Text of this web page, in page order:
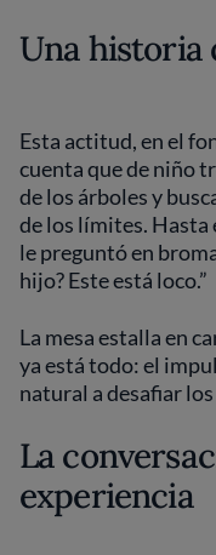
Una historia
Esta actitud, en el
cuenta que de niño
de los árboles y
de los límites. Hasta
le preguntó en
hijo? Este está loco.”
La mesa estalla en
ya está todo: el
natural a desafiar
La
experiencia